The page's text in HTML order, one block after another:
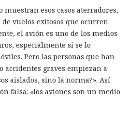
muestran esos casos aterradores,
vuelos exitosos que ocurren
el avión es uno de los medios
especialmente si se lo
Pero las personas que han
accidentes graves empiezan a
aislados, sino la norma?». Así
falsa: «los aviones son un medio